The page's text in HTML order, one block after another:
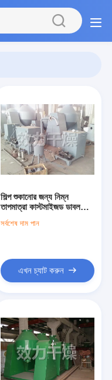
শিল্প শুকানোর জন্য নিম্ন
তাপমাত্রা কাস্টমাইজড ডাবল
সর্বশেষ দাম পান
এখন চ্যাট করুন